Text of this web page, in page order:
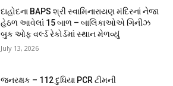
દાહોદના BAPS શ્રી સ્વામિનારાયણ મંદિરનાં નેજા
હેઠળ આવેલાં 15 બાળ – બાલિકાઓએ ગિનીઝ
બુક ઓફ વર્લ્ડ રેકોર્ડમાં સ્થાન મેળવ્યું
July 13, 2026
જનરક્ષક – 112 દુધિયા PCR ટીમની